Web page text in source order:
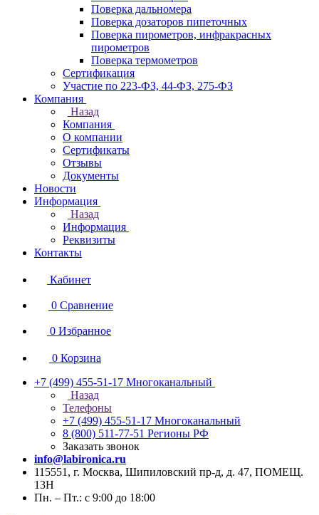
Поверка дальномера
Поверка дозаторов пипеточных
Поверка пирометров, инфракрасных
пирометров
Поверка термометров
Сертификация
Участие по 223-ФЗ, 44-ФЗ, 275-ФЗ
Компания
Назад
Компания
О компании
Сертификаты
Отзывы
Документы
Новости
Информация
Назад
Информация
Реквизиты
Контакты
Кабинет
0 Сравнение
0 Избранное
0 Корзина
+7 (499) 455-51-17 Многоканальный
Назад
Телефоны
+7 (499) 455-51-17 Многоканальный
8 (800) 511-77-51 Регионы РФ
Заказать звонок
info@labironica.ru
115551, г. Москва, Шипиловский пр-д, д. 47, ПОМЕЩ.
13Н
Пн. – Пт.: с 9:00 до 18:00